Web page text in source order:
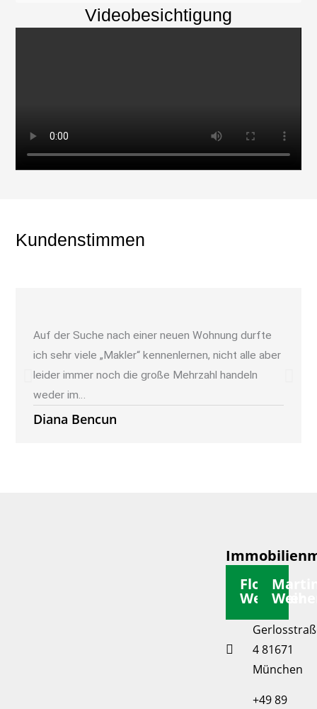
Videobesichtigung
Kundenstimmen
Auf der Suche nach einer neuen Wohnung durfte
ich sehr viele „Makler“ kennenlernen, nicht alle aber
leider immer noch die große Mehrzahl handeln
weder im…
Diana Bencun
Florian
Weiherer
4 81671
München
+49 89